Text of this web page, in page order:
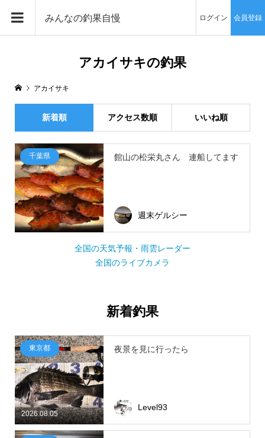
みんなの釣果自慢 ログイン 会員登録
アカイサキの釣果
アカイサキ
新着順 アクセス数順 いいね順
千葉県 館山の松栄丸さん 連船してます
週末ゲルシー
全国の天気予報・雨雲レーダー
全国のライブカメラ
新着釣果
2026.08.05
東京都 夜景を見に行ったら
Level93